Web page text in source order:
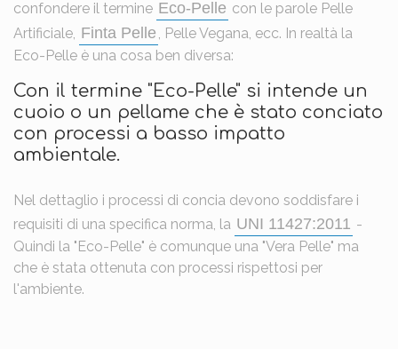
confondere il termine Eco-Pelle con le parole Pelle
Artificiale, Finta Pelle , Pelle Vegana, ecc. In realtà la
Eco-Pelle è una cosa ben diversa:
Con il termine "Eco-Pelle" si intende un
cuoio o un pellame che è stato conciato
con processi a basso impatto
ambientale.
Nel dettaglio i processi di concia devono soddisfare i
requisiti di una specifica norma, la UNI 11427:2011 -
Quindi la "Eco-Pelle" è comunque una "Vera Pelle" ma
che è stata ottenuta con processi rispettosi per
l'ambiente.